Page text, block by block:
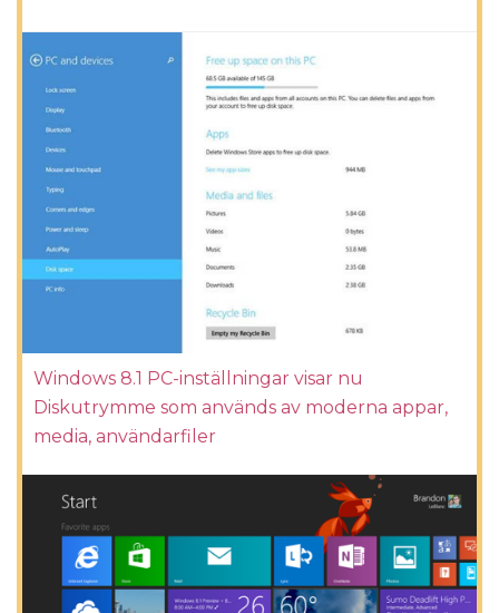
Windows 8.1 PC-inställningar visar nu
Diskutrymme som används av moderna appar,
media, användarfiler